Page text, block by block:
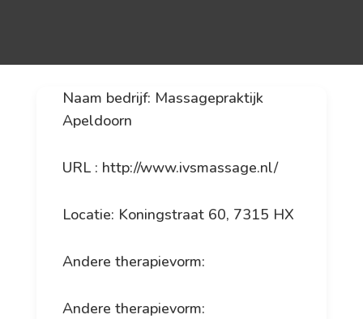
Naam bedrijf: Massagepraktijk
Apeldoorn
URL : http://www.ivsmassage.nl/
Locatie: Koningstraat 60, 7315 HX
Andere therapievorm:
Andere therapievorm: